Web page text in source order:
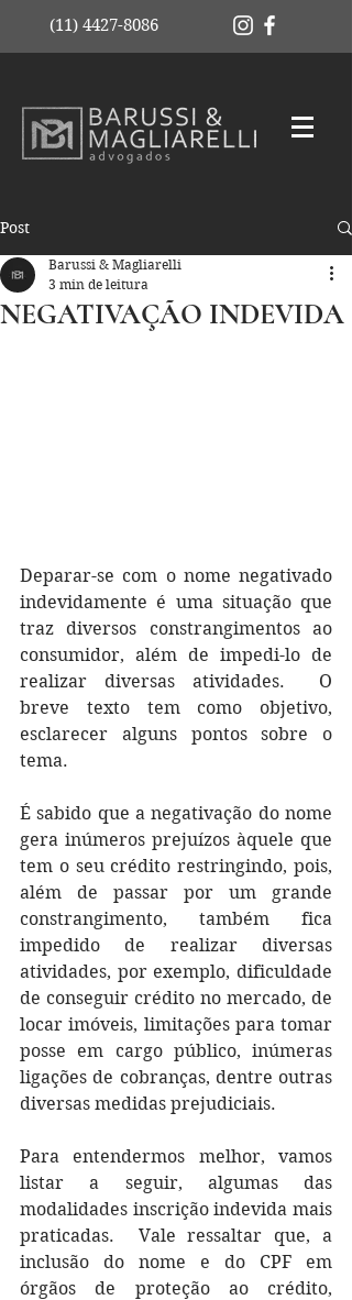
(11) 4427-8086
Post
NEGATIVAÇÃO INDEVIDA
Barussi & Magliarelli
3 min de leitura
Deparar-se com o nome negativado
indevidamente é uma situação que
traz diversos constrangimentos ao
consumidor, além de impedi-lo de
realizar diversas atividades.  O
breve texto tem como objetivo,
esclarecer alguns pontos sobre o
tema.
É sabido que a negativação do nome
gera inúmeros prejuízos àquele que
tem o seu crédito restringindo, pois,
além de passar por um grande
constrangimento, também fica
impedido de realizar diversas
atividades, por exemplo, dificuldade
de conseguir crédito no mercado, de
locar imóveis, limitações para tomar
posse em cargo público, inúmeras
ligações de cobranças, dentre outras
diversas medidas prejudiciais.
Para entendermos melhor, vamos
listar a seguir, algumas das
modalidades inscrição indevida mais
praticadas.  Vale ressaltar que, a
inclusão do nome e do CPF em
órgãos de proteção ao crédito,